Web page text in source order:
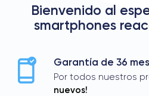
Bienvenido al
smartphones
Garantía de 36
Por todos nuestros
nuevos!